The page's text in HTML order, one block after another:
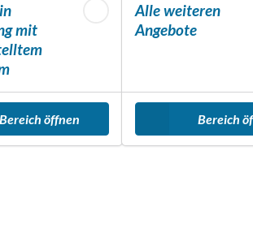
mit
Bereich öffnen
Alle weiteren
Angebote
Bereich